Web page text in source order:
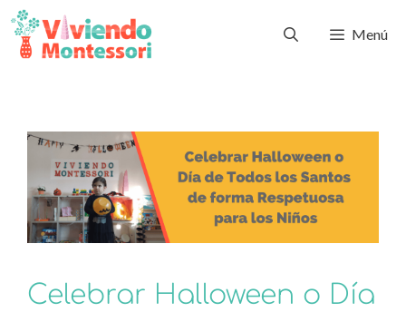
Menú
Celebrar Halloween o Día